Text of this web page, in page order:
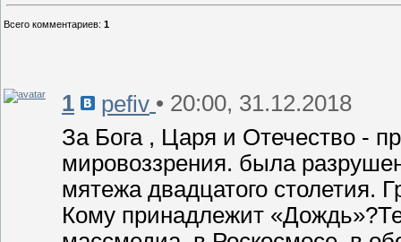
Всего комментариев: 1
1 pefiv • 20:00, 31.12.2018
За Бога , Царя и Отечество -
мировоззрения. была
мятежа двадцатого столетия.
Кому принадлежит